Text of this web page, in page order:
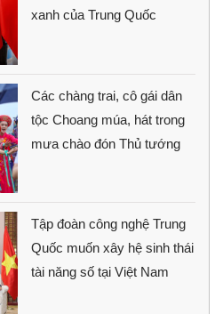
xanh của Trung Quốc
Các chàng trai, cô gái dân
tộc Choang múa, hát trong
mưa chào đón Thủ tướng
Tập đoàn công nghệ Trung
Quốc muốn xây hệ sinh thái
tài năng số tại Việt Nam